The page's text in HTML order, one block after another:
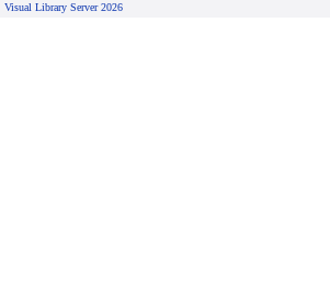
Visual Library Server 2026